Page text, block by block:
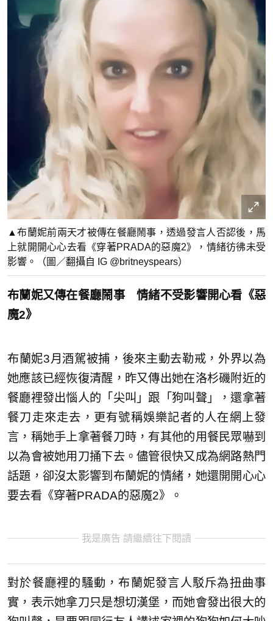
▲布蘭妮前兩天才被傳在餐廳鬧事，透過發言人否認後，馬
上就開開心心去看《穿著PRADA的惡魔2》，情緒彷彿未受
影響。（圖／翻攝自 IG @britneyspears）
布蘭妮又傳在餐廳鬧事 情緒不受影響開心看《惡
魔2》
布蘭妮3月酒駕被捕，後來主動去勒戒，外界以為
她應該已經恢復清醒，昨又傳出她在洛杉磯附近的
餐廳裡發出惱人的「尖叫」跟「狗叫聲」，還拿著
餐刀走來走去，更有號稱娛樂記者的人在網上發
言，稱她手上拿著餐刀時，有其他的用餐民眾嚇到
以為會被她用刀捅下去。儘管很快又成為網路熱門
話題，卻沒太影響到布蘭妮的情緒，她還開開心心
要去看《穿著PRADA的惡魔2》。
我是廣告 請繼續往下閱讀
對於餐廳裡的騷動，布蘭妮發言人駁斥為扭曲事
實，表示她拿刀只是想切漢堡，而她會發出很大的